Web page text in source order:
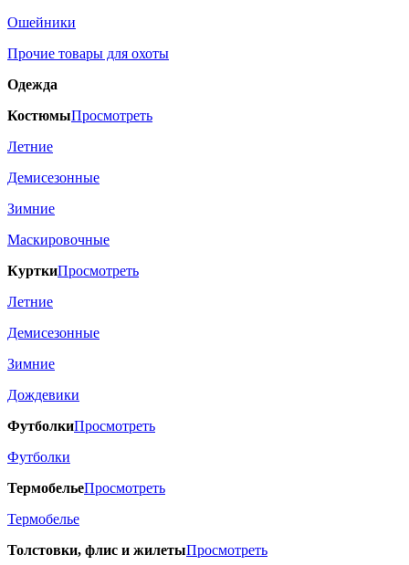
Ошейники
Прочие товары для охоты
Одежда
КостюмыПросмотреть
Летние
Демисезонные
Зимние
Маскировочные
КурткиПросмотреть
Летние
Демисезонные
Зимние
Дождевики
ФутболкиПросмотреть
Футболки
ТермобельеПросмотреть
Термобелье
Толстовки, флис и жилетыПросмотреть